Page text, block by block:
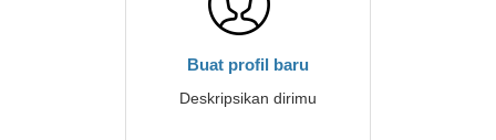
Buat profil baru
Deskripsikan dirimu